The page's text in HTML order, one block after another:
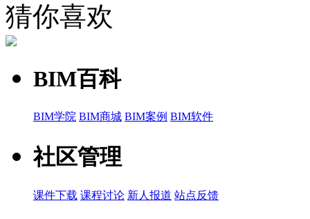
猜你喜欢
BIM百科
BIM学院 BIM商城 BIM案例 BIM软件
社区管理
课件下载 课程讨论 新人报道 站点反馈